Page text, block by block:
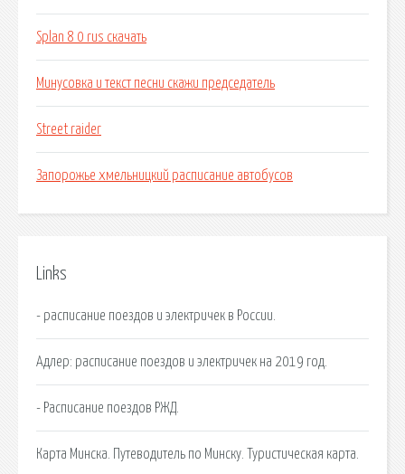
Splan 8 0 rus скачать
Минусовка и текст песни скажи председатель
Street raider
Запорожье хмельницкий расписание автобусов
Links
- расписание поездов и электричек в России.
Адлер: расписание поездов и электричек на 2019 год.
- Расписание поездов РЖД.
Карта Минска. Путеводитель по Минску. Туристическая карта.